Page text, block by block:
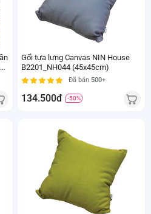
Gối tựa lưng Canvas NIN House
B2201_NH044 (45x45cm)
Đã bán 500+
134.500đ -50%